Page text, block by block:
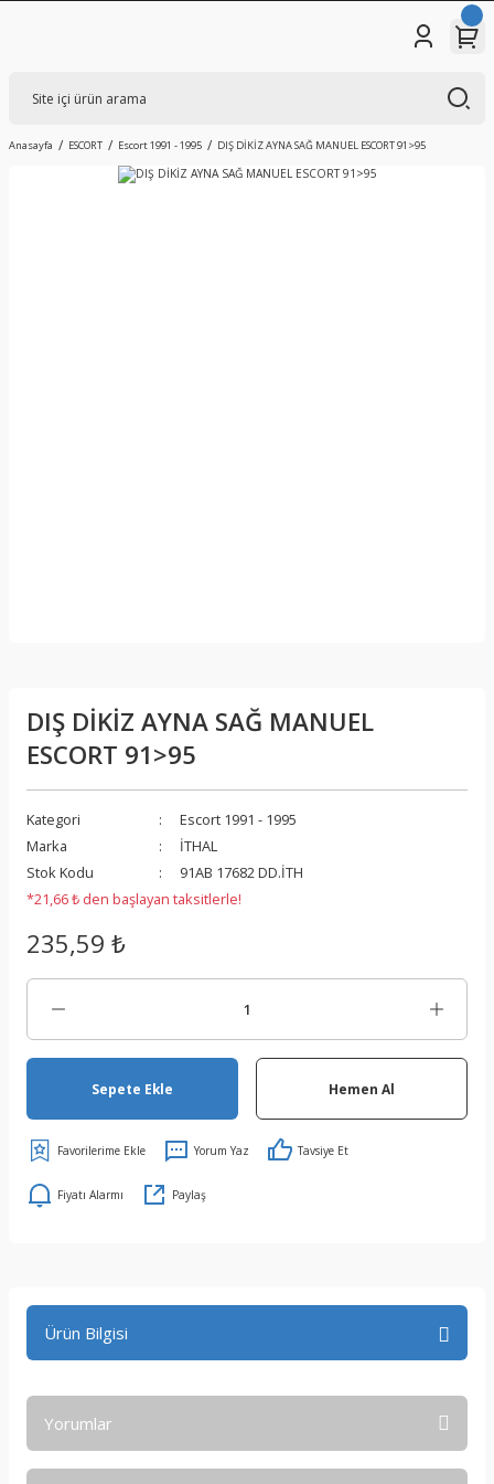
Anasayfa ESCORT Escort 1991 - 1995 DIŞ DİKİZ AYNA SAĞ MANUEL ESCORT 91>95
DIŞ DİKİZ AYNA SAĞ MANUEL
ESCORT 91>95
Kategori
Escort 1991 - 1995
Marka
İTHAL
Stok Kodu
91AB 17682 DD.İTH
*21,66 ₺ den başlayan taksitlerle!
235,59 ₺
Sepete Ekle Hemen Al
Yorum Yaz Tavsiye Et
Fiyatı Alarmı Paylaş
Ürün Bilgisi
Yorumlar